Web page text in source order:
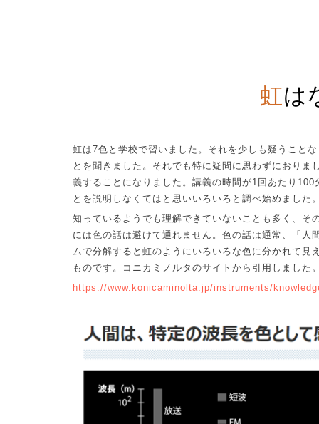
虹
虹は7色と学校で習いました。それを少しも疑うこと
とを聞きました。それでも特に疑問に思わずにおり
義することになりました。講義の時間が1 回あたり 100
とを説明しなくてはと思いいろいろと調べ始めました
知っているようでも理解できていないことも多く、そ
には色の話は避けて通れません。色の話は通常、「
ムで分解すると虹のようにいろいろな色に分かれて
ものです。コニカミノルタのサイトから引用しました
https://www.konicaminolta.jp/instruments/